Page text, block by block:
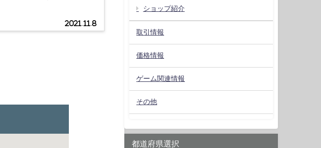
2021.11.8
ショップ紹介
取引情報
価格情報
ゲーム関連情報
その他
都道府県選択